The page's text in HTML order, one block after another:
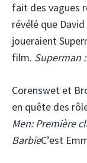
fait des vagues
révélé que
joueraient
film. Superman
Corenswet et
en quête des
Men: Première
BarbieC’est